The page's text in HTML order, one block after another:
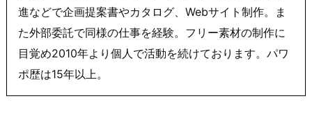
進などで企画提案書やカタログ、Webサイト制作。ま
た外部委託で同様の仕事を経験。フリー素材の制作に
目覚め2010年より個人で活動を続けております。パワ
ポ歴は15年以上。